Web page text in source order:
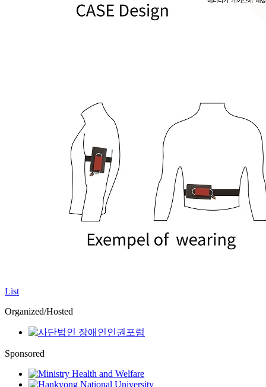
List
Organized/Hosted
Sponsored